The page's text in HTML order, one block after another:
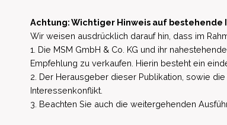
Achtung: Wichtiger Hinweis auf bestehende
Wir weisen ausdrücklich darauf hin, dass im
1. Die MSM GmbH & Co. KG und ihr
Empfehlung zu verkaufen. Hierin besteht ein
2. Der Herausgeber dieser Publikation, sowie
Interessenkonflikt.
3. Beachten Sie auch die weitergehenden